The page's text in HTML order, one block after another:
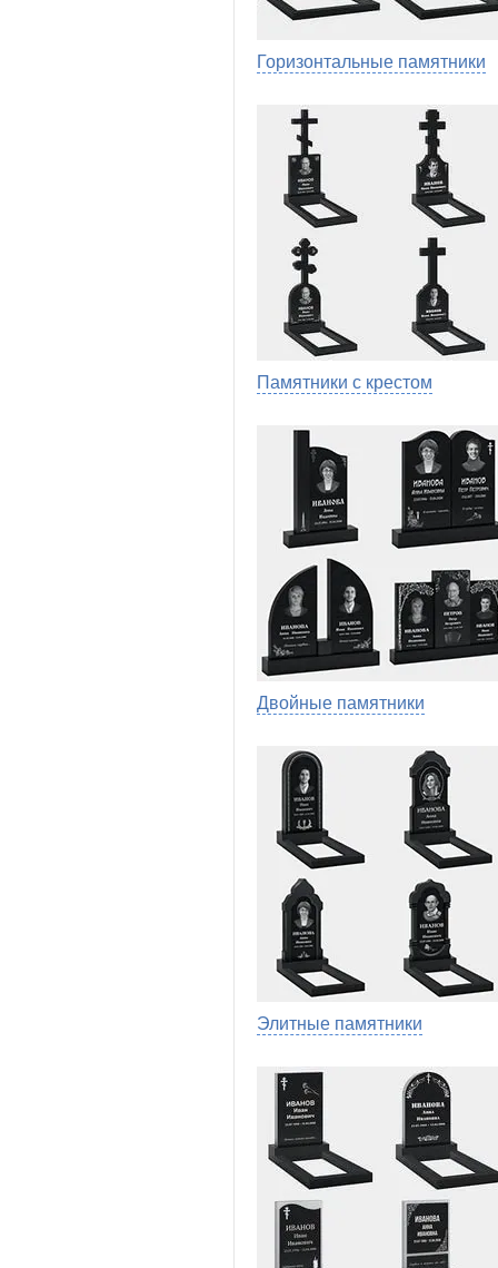
Горизонтальные памятники
Памятники с крестом
Двойные памятники
Элитные памятники